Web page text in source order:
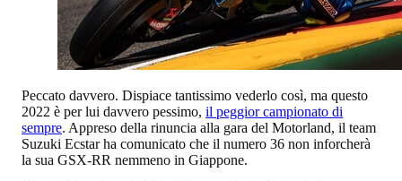
Peccato davvero. Dispiace tantissimo vederlo così, ma questo
2022 è per lui davvero pessimo, il peggior campionato di
sempre. Appreso della rinuncia alla gara del Motorland, il team
Suzuki Ecstar ha comunicato che il numero 36 non inforcherà
la sua GSX-RR nemmeno in Giappone.